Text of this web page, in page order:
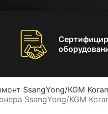
SsangYong/KGM
SsangYong/KGM